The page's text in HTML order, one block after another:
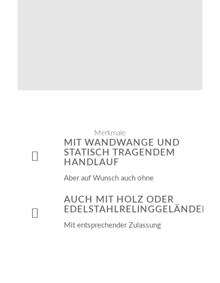
Merkmale
MIT WANDWANGE UND
STATISCH TRAGENDEM
HANDLAUF
Aber auf Wunsch auch ohne
AUCH MIT HOLZ ODER
EDELSTAHLRELINGGELÄNDER
Mit entsprechender Zulassung